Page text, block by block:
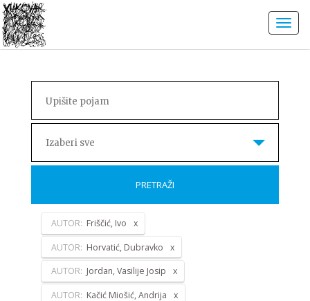
Izaberi sve
PRETRAŽI
AUTOR: Friščić, Ivo
AUTOR: Horvatić, Dubravko
AUTOR: Jordan, Vasilije Josip
AUTOR: Kačić Miošić, Andrija